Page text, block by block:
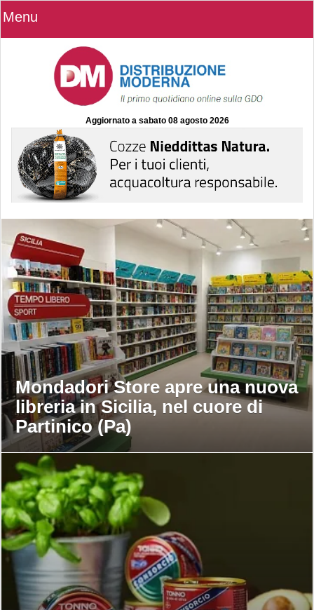
Menu
Aggiornato a sabato 08 agosto 2026
Mondadori Store apre una nuova
libreria in Sicilia, nel cuore di
Partinico (Pa)